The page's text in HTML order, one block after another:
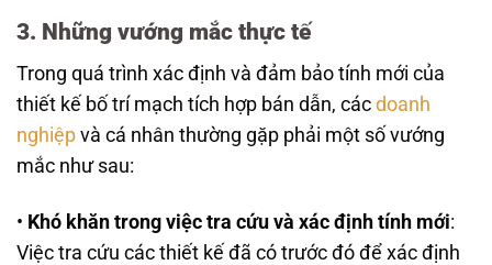
3. Những vướng mắc thực tế
Trong quá trình xác định và đảm bảo tính mới của
thiết kế bố trí mạch tích hợp bán dẫn, các doanh
nghiệp và cá nhân thường gặp phải một số vướng
mắc như sau:
• Khó khăn trong việc tra cứu và xác định tính mới:
Việc tra cứu các thiết kế đã có trước đó để xác định